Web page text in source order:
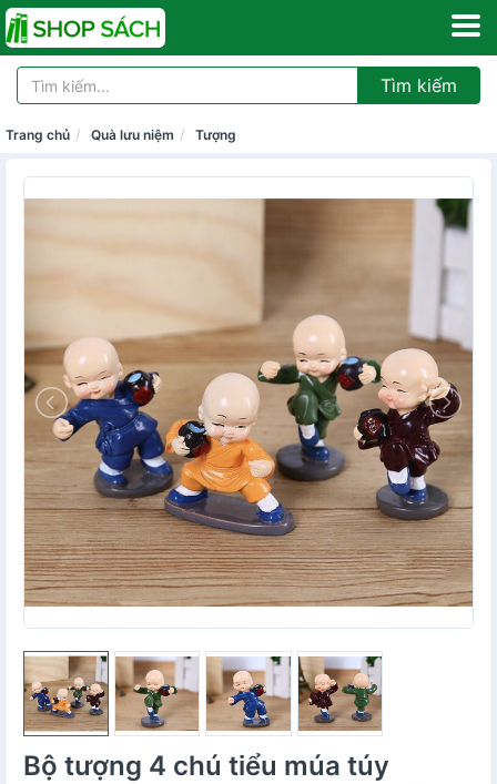
Tìm kiếm
Trang chủ Quà lưu niệm Tượng
Bộ tượng 4 chú tiểu múa túy